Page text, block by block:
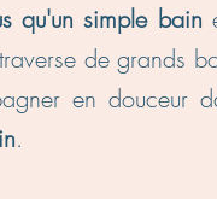
qu'un simple bain
de grands
en douceur
.